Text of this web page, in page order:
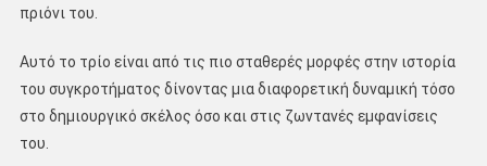
πριόνι του.
Αυτό το τρίο είναι από τις πιο σταθερές μορφές στην ιστορία
του συγκροτήματος δίνοντας μια διαφορετική δυναμική τόσο
στο δημιουργικό σκέλος όσο και στις ζωντανές εμφανίσεις
του.